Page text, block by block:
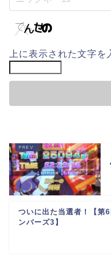
上に表示された文字を
ついに出た当選者！【第
ンバーズ3】